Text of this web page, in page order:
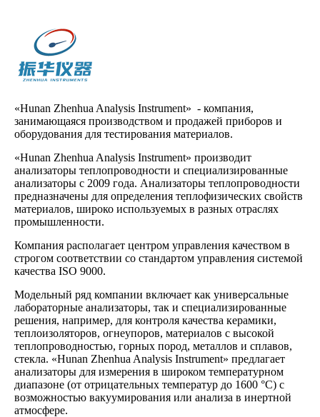
«Hunan Zhenhua Analysis Instrument» - компания,
занимающаяся производством и продажей приборов и
оборудования для тестирования материалов.
«Hunan Zhenhua Analysis Instrument» производит
анализаторы теплопроводности и специализированные
анализаторы с 2009 года. Анализаторы теплопроводности
предназначены для определения теплофизических свойств
материалов, широко используемых в разных отраслях
промышленности.
Компания располагает центром управления качеством в
строгом соответствии со стандартом управления системой
качества ISO 9000.
Модельный ряд компании включает как универсальные
лабораторные анализаторы, так и специализированные
решения, например, для контроля качества керамики,
теплоизоляторов, огнеупоров, материалов с высокой
теплопроводностью, горных пород, металлов и сплавов,
стекла. «Hunan Zhenhua Analysis Instrument» предлагает
анализаторы для измерения в широком температурном
диапазоне (от отрицательных температур до 1600 °C) с
возможностью вакуумирования или анализа в инертной
атмосфере.